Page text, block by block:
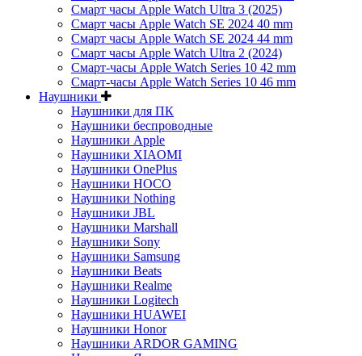
Смарт часы Apple Watch Ultra 3 (2025)
Смарт часы Apple Watch SE 2024 40 mm
Смарт часы Apple Watch SE 2024 44 mm
Смарт часы Apple Watch Ultra 2 (2024)
Смарт-часы Apple Watch Series 10 42 mm
Смарт-часы Apple Watch Series 10 46 mm
Наушники
Наушники для ПК
Наушники беспроводные
Наушники Apple
Наушники XIAOMI
Наушники OnePlus
Наушники HOCO
Наушники Nothing
Наушники JBL
Наушники Marshall
Наушники Sony
Наушники Samsung
Наушники Beats
Наушники Realme
Наушники Logitech
Наушники HUAWEI
Наушники Honor
Наушники ARDOR GAMING